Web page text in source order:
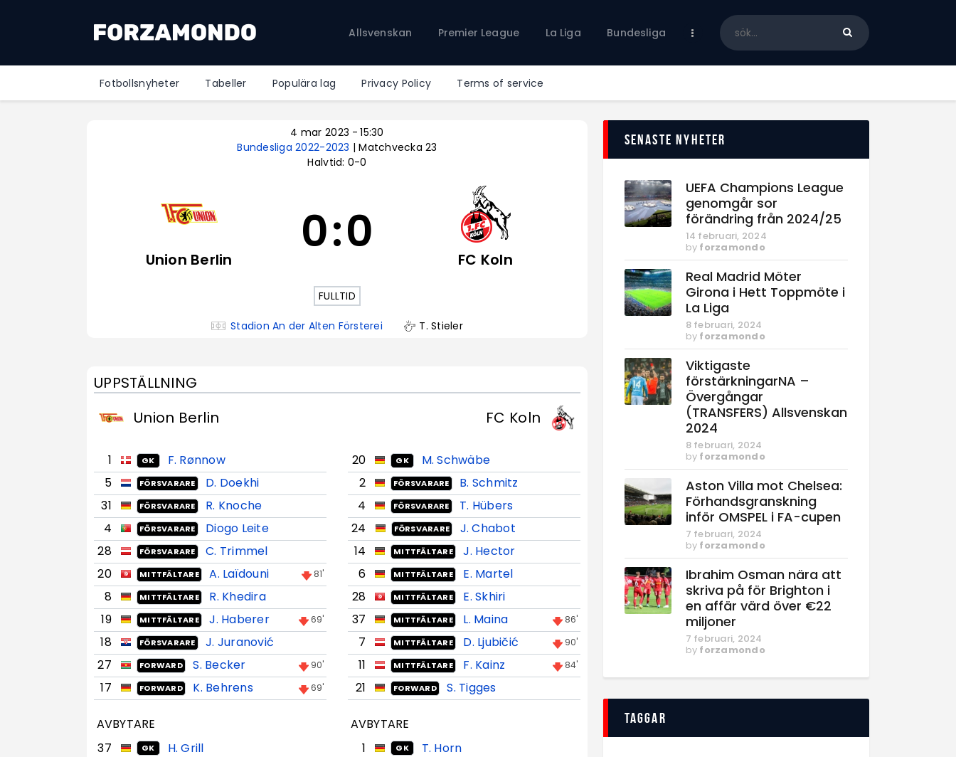
Allsvenskan Premier League La Liga Bundesliga
Fotbollsnyheter Tabeller Populära lag Privacy Policy Terms of service
Premier League
La Liga
Bundesliga
Ligue 1
4 mar 2023 - 15:30
Bundesliga 2022-2023 | Matchvecka 23
Halvtid: 0-0
Union Berlin 0:0 FC Koln
FULLTID
Stadion An der Alten Försterei T. Stieler
UPPSTÄLLNING
Union Berlin
1 GK
F. Rønnow
5
FÖRSVARARE
D. Doekhi
31
FÖRSVARARE
R. Knoche
4
FÖRSVARARE
Diogo Leite
28
FÖRSVARARE
C. Trimmel
20
MITTFÄLTARE A. Laïdouni 81'
8 MITTFÄLTARE
R. Khedira
19
MITTFÄLTARE J. Haberer 69'
18 FÖRSVARARE
J. Juranović
27
FORWARD S. Becker 90'
17 FORWARD K. Behrens 69'
AVBYTARE
37
GK
H. Grill
FC Koln
20 GK
M. Schwäbe
2
FÖRSVARARE
B. Schmitz
4
FÖRSVARARE
T. Hübers
24
FÖRSVARARE
J. Chabot
14
MITTFÄLTARE
J. Hector
6
MITTFÄLTARE
E. Martel
28
MITTFÄLTARE
E. Skhiri
37
MITTFÄLTARE L. Maina 86'
7 MITTFÄLTARE D. Ljubičić 90'
11 MITTFÄLTARE F. Kainz 84'
21 FORWARD S. Tigges
AVBYTARE
1
GK
T. Horn
Senaste nyheter
UEFA Champions League
genomgår sor
förändring från 2024/25
14 februari, 2024
by forzamondo
Real Madrid Möter
Girona i Hett Toppmöte i
La Liga
8 februari, 2024
by forzamondo
Viktigaste
förstärkningarNA –
Övergångar
(TRANSFERS) Allsvenskan
2024
8 februari, 2024
by forzamondo
Aston Villa mot Chelsea:
Förhandsgranskning
inför OMSPEL i FA-cupen
7 februari, 2024
by forzamondo
Ibrahim Osman nära att
skriva på för Brighton i
en affär värd över €22
miljoner
7 februari, 2024
by forzamondo
Taggar